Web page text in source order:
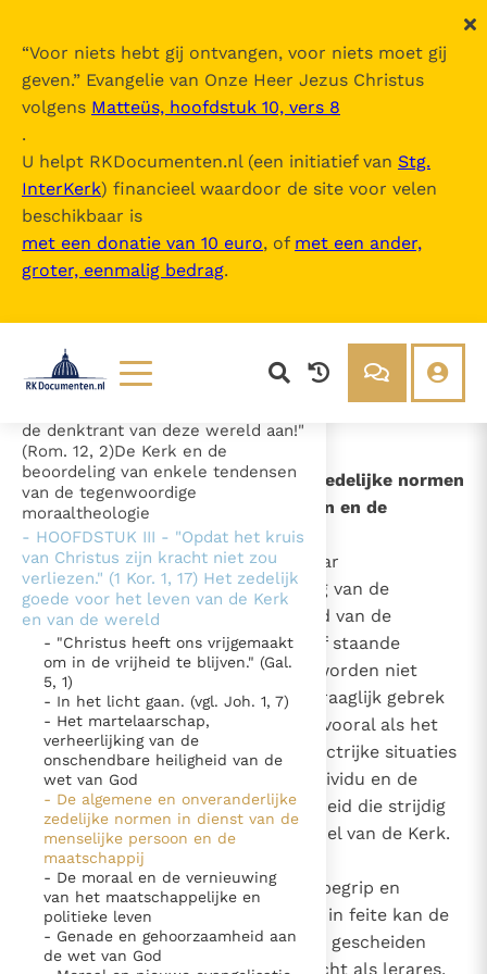
“Voor niets hebt gij ontvangen, voor niets moet gij
geven.” Evangelie van Onze Heer Jezus Christus
volgens Matteüs, hoofdstuk 10, vers 8
.
U helpt RKDocumenten.nl (een initiatief van Stg.
InterKerk) financieel waardoor de site voor velen
beschikbaar is
met een donatie van 10 euro, of met een ander,
groter, eenmalig bedrag.
Lezen
Documenten
Bijbel
Thema’s
Berichten
Denzinger
Over ons
Meedoen
Nieuwsbrief
Gebruiksvoorwaarden
Nieuwste Documenten
5. Het gebed van de Kerk
In Christus wordt onze honger vervuld
Leer de kostbare parel van Gods koninkrijk te
herkennen
Gods Koninkrijk groeit stilletjes door liefde, niet door
dwang
De mystiek. De mystieke verschijnselen en de
heiligheid
Berichten
Het Vaticaan publiceert een nieuwe Latijnse uitgave
van het Romeins martyrologium
Vaticaanse financiële waakhond verliest autonomie
Paus spreekt het Wereldvoedselprogramma toe
Veritatis Splendor
Inhoudsopgave
uitklappen
- Inhoud
- HOOFDSTUK I - "Meester, wat
voor goeds moet ik doen...? (Mt. 19,
16) Christus en het antwoord op de
morele vraag
de denktrant van deze wereld aan!"
(Rom. 12, 2)De Kerk en de
beoordeling van enkele tendensen
van de tegenwoordige
moraaltheologie
- HOOFDSTUK III - "Opdat het kruis
van Christus zijn kracht niet zou
verliezen." (1 Kor. 1, 17) Het zedelijk
goede voor het leven van de Kerk
en van de wereld
- "Christus heeft ons vrijgemaakt
om in de vrijheid te blijven." (Gal.
5, 1)
- In het licht gaan. (vgl. Joh. 1, 7)
- Het martelaarschap,
verheerlijking van de
onschendbare heiligheid van de
wet van God
- De algemene en onveranderlijke
zedelijke normen in dienst van de
menselijke persoon en de
maatschappij
- De moraal en de vernieuwing
van het maatschappelijke en
politieke leven
- Genade en gehoorzaamheid aan
de wet van God
- De algemene en onveranderlijke zedelijke normen
in dienst van de menselijke persoon en de
maatschappij
95
De leer van de Kerk en vooral haar
standvastigheid in de verdediging van de
universele en blijvende geldigheid van de
zedelijke geboden die op zichzelf staande
slechte handelingen verbieden, worden niet
zelden als teken van een onverdraaglijk gebrek
aan toegeeflijkheid bekritiseerd, vooral als het
gaat om zeer complexe en conflictrijke situaties
van het huidige leven van het individu en de
maatschappij: een ontoegeeflijkheid die strijdig
zou zijn met een moederlijk gevoel van de Kerk.
Deze zou het, zo zegt men, aan begrip en
barmhartigheid ontbreken. Maar in feite kan de
moederlijkheid van de Kerk nooit gescheiden
worden van haar zendingsopdracht als lerares,